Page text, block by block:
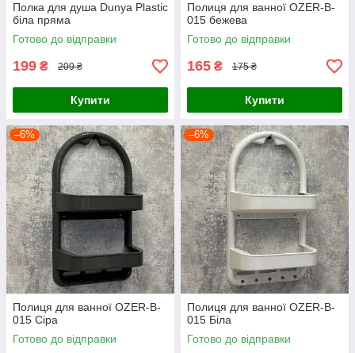
Полка для душа Dunya Plastic
біла пряма
Готово до відправки
199 ₴ 209 ₴
Купити
Полиця для ванної OZER-B-
015 бежева
Готово до відправки
165 ₴ 175 ₴
Купити
–6%
Полиця для ванної OZER-B-
015 Сіра
Готово до відправки
–6%
Полиця для ванної OZER-B-
015 Біла
Готово до відправки